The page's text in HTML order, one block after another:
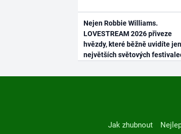
Nejen Robbie Williams.
LOVESTREAM 2026 přiveze
hvězdy, které běžně uvidíte
největších světových
Jak zhubnout